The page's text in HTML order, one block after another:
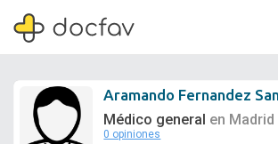
Aramando Fernandez
Médico general en Madrid
0 opiniones